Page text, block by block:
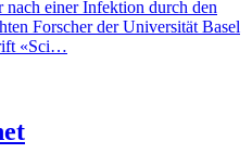
einer Infektion durch den
Forscher der Universität Basel
«Sci…